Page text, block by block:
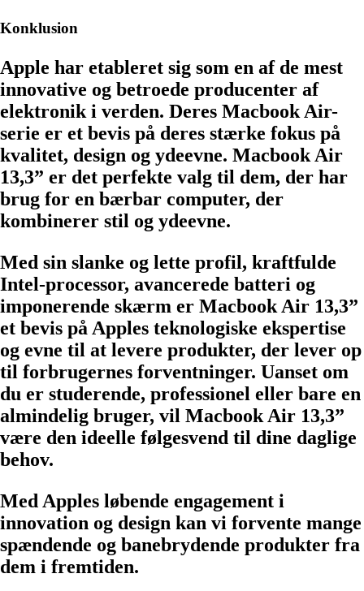
Konklusion
Apple har etableret sig som en af de mest
innovative og betroede producenter af
elektronik i verden. Deres Macbook Air-
serie er et bevis på deres stærke fokus på
kvalitet, design og ydeevne. Macbook Air
13,3” er det perfekte valg til dem, der har
brug for en bærbar computer, der
kombinerer stil og ydeevne.
Med sin slanke og lette profil, kraftfulde
Intel-processor, avancerede batteri og
imponerende skærm er Macbook Air 13,3”
et bevis på Apples teknologiske ekspertise
og evne til at levere produkter, der lever op
til forbrugernes forventninger. Uanset om
du er studerende, professionel eller bare en
almindelig bruger, vil Macbook Air 13,3”
være den ideelle følgesvend til dine daglige
behov.
Med Apples løbende engagement i
innovation og design kan vi forvente mange
spændende og banebrydende produkter fra
dem i fremtiden.